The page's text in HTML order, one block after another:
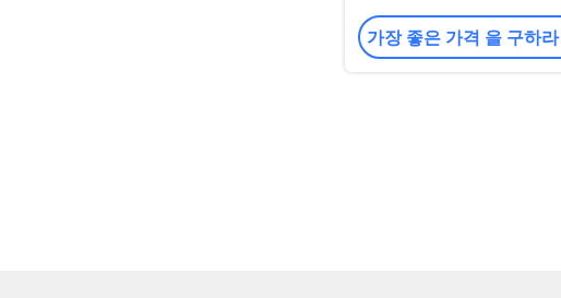
가장 좋은 가격 을 구하라